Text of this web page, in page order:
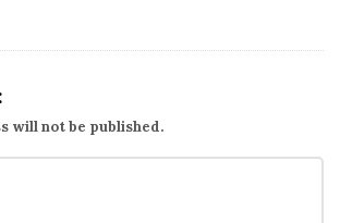
will not be published.